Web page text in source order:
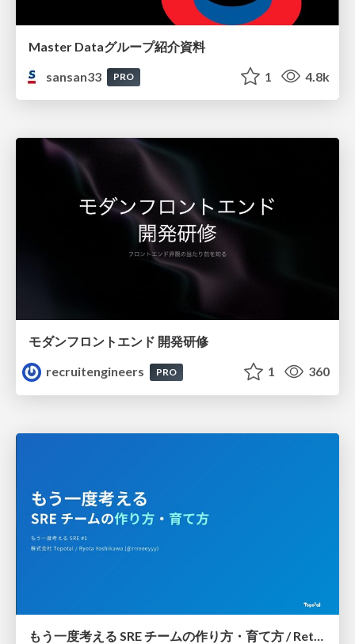
Master Dataグループ紹介資料
sansan33
PRO 1 4.8k
モダンフロントエンド 開発研修
recruitengineers
PRO 1 360
もう一度考える SRE チームの作り方・育て方 / Rethinking SRE #1: Building and Growing SRE Teams